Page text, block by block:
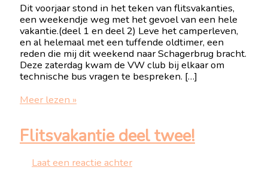
Dit voorjaar stond in het teken van flitsvakanties,
een weekendje weg met het gevoel van een hele
vakantie.(deel 1 en deel 2) Leve het camperleven,
en al helemaal met een tuffende oldtimer, een
reden die mij dit weekend naar Schagerbrug bracht.
Deze zaterdag kwam de VW club bij elkaar om
technische bus vragen te bespreken. […]
FLitsvakantie,
Meer lezen »
Flitsvakantie deel twee!
Laat een reactie achter